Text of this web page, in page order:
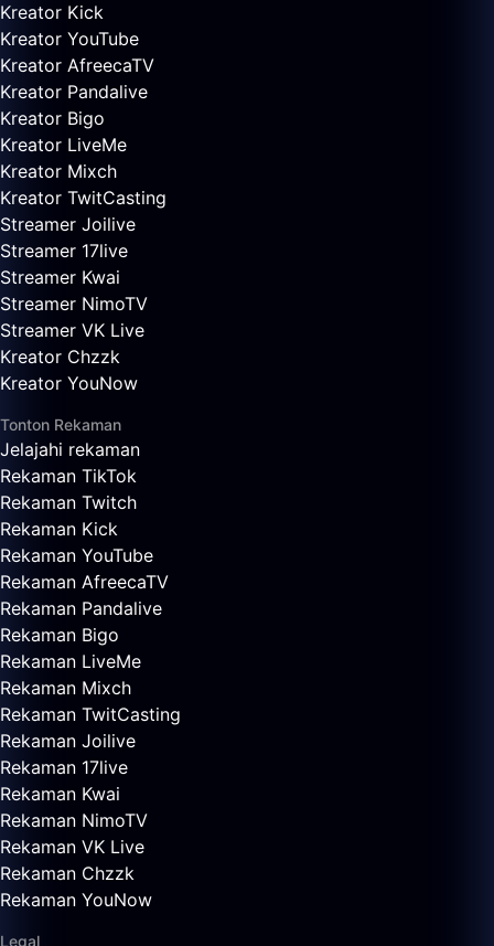
Kreator Kick
Kreator YouTube
Kreator AfreecaTV
Kreator Pandalive
Kreator Bigo
Kreator LiveMe
Kreator Mixch
Kreator TwitCasting
Streamer Joilive
Streamer 17live
Streamer Kwai
Streamer NimoTV
Streamer VK Live
Kreator Chzzk
Kreator YouNow
Tonton Rekaman
Jelajahi rekaman
Rekaman TikTok
Rekaman Twitch
Rekaman Kick
Rekaman YouTube
Rekaman AfreecaTV
Rekaman Pandalive
Rekaman Bigo
Rekaman LiveMe
Rekaman Mixch
Rekaman TwitCasting
Rekaman Joilive
Rekaman 17live
Rekaman Kwai
Rekaman NimoTV
Rekaman VK Live
Rekaman Chzzk
Rekaman YouNow
Legal